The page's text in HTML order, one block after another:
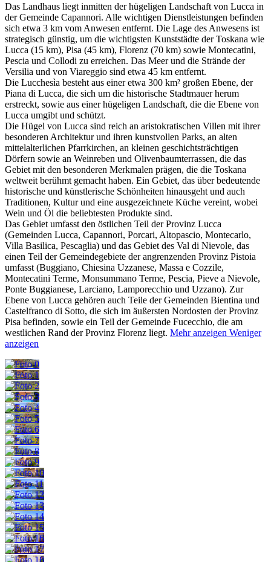
Das Landhaus liegt inmitten der hügeligen Landschaft von Lucca in
der Gemeinde Capannori. Alle wichtigen Dienstleistungen befinden
sich etwa 3 km vom Anwesen entfernt. Die Lage des Anwesens ist
strategisch günstig, um die wichtigsten Kunststädte der Toskana wie
Lucca (15 km), Pisa (45 km), Florenz (70 km) sowie Montecatini,
Pescia und Collodi zu erreichen. Das Meer und die Strände der
Versilia und von Viareggio sind etwa 45 km entfernt.
Die Lucchesìa besteht aus einer etwa 300 km² großen Ebene, der
Piana di Lucca, die sich um die historische Stadtmauer herum
erstreckt, sowie aus einer hügeligen Landschaft, die die Ebene von
Lucca umgibt und schützt.
Die Hügel von Lucca sind reich an aristokratischen Villen mit ihrer
besonderen Architektur und ihren kunstvollen Parks, an alten
mittelalterlichen Pfarrkirchen, an kleinen geschichtsträchtigen
Dörfern sowie an Weinreben und Olivenbaumterrassen, die das
Gebiet mit den besonderen Merkmalen prägen, die die Toskana
weltweit berühmt gemacht haben. Ein Gebiet, das über bedeutende
historische und künstlerische Schönheiten hinausgeht und auch
Traditionen, Kultur und eine ausgezeichnete Küche vereint, wobei
Wein und Öl die beliebtesten Produkte sind.
Das Gebiet umfasst den östlichen Teil der Provinz Lucca
(Gemeinden Lucca, Capannori, Porcari, Altopascio, Montecarlo,
Villa Basilica, Pescaglia) und das Gebiet des Val di Nievole, das
einen Teil der Gemeindegebiete der angrenzenden Provinz Pistoia
umfasst (Buggiano, Chiesina Uzzanese, Massa e Cozzile,
Montecatini Terme, Monsummano Terme, Pescia, Pieve a Nievole,
Ponte Buggianese, Larciano, Lamporecchio und Uzzano). Zur
Ebene von Lucca gehören auch Teile der Gemeinden Bientina und
Castelfranco di Sotto, die sich im äußersten Nordosten der Provinz
Pisa befinden, sowie ein Teil der Gemeinde Fucecchio, die am
westlichen Rand der Provinz Florenz liegt. Mehr anzeigen Weniger
anzeigen